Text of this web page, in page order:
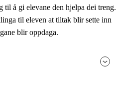
å gi elevane den hjelpa dei treng.
til eleven at tiltak blir sette inn
blir oppdaga.